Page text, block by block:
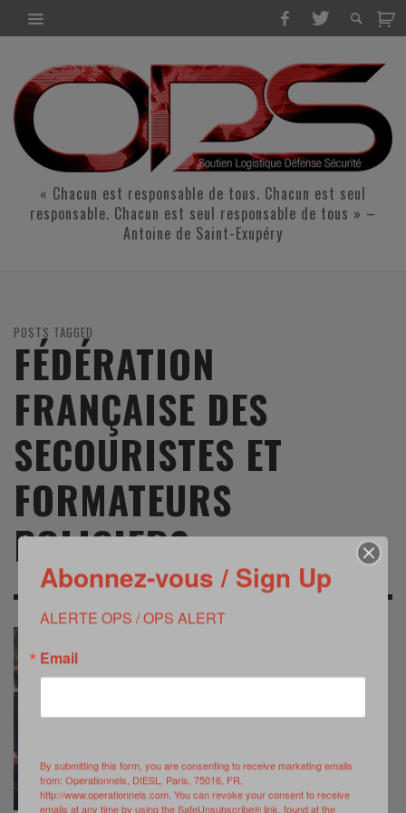
« Chacun est responsable de tous. Chacun est seul
responsable. Chacun est seul responsable de tous » –
Antoine de Saint-Exupéry
POSTS TAGGED
FÉDÉRATION
FRANÇAISE DES
SECOURISTES ET
FORMATEURS
POLICIERS
Abonnez-vous / Sign Up
ALERTE OPS / OPS ALERT
Email
By submitting this form, you are consenting to receive marketing emails
from: Operationnels, DIESL, Paris, 75016, FR,
http://www.operationnels.com. You can revoke your consent to receive
emails at any time by using the SafeUnsubscribe® link, found at the